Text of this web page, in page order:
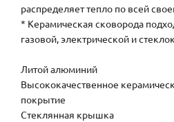
распределяет тепло по всей
* Керамическая сковорода
газовой, электрической и
Литой алюминий
Высококачественное
покрытие
Стеклянная крышка